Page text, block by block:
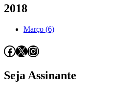
2018
Março (6)
Facebook
X Instagram
Seja Assinante